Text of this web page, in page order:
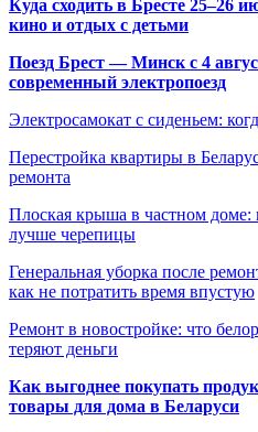
Куда сходить в Бресте 25–26
кино и отдых с детьми
Поезд Брест — Минск с 4
современный электропоезд
Электросамокат с сиденьем:
Перестройка квартиры в
ремонта
Плоская крыша в частном доме:
лучше черепицы
Генеральная уборка после
как не потратить время впустую
Ремонт в новостройке: что
теряют деньги
Как выгоднее покупать
товары для дома в Беларуси